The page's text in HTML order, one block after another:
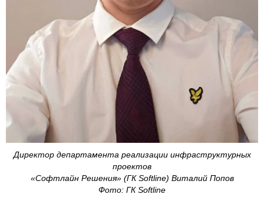
Директор департамента реализации инфраструктурных
проектов
«Софтлайн Решения» (ГК Softline) Виталий Попов
Фото: ГК Softline